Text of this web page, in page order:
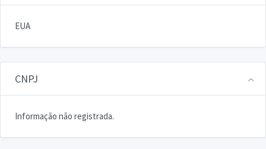
EUA
CNPJ
Informação não registrada.